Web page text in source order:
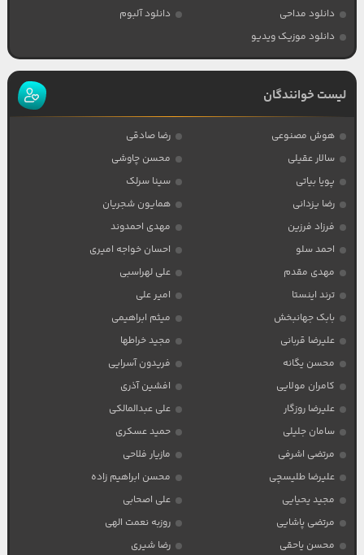
دانلود مداحی
دانلود آلبوم
دانلود موزیک ویدیو
لیست خوانندگان
هوش مصنوعی
رضا صادقی
سالار عقیلی
محسن چاوشی
پویا بیاتی
سینا سرلک
رضا یزدانی
همایون شجریان
فرزاد فرزین
مهدی احمدوند
احمد سلو
احسان خواجه امیری
مهدی مقدم
علی لهراسبی
ترند اینستا
امیر علی
بابک جهانبخش
میثم ابراهیمی
علیرضا قربانی
مجید خراطها
محسن یگانه
فریدون آسرایی
کامران مولایی
افشین آذری
علیرضا روزگار
علی عبدالمالکی
سامان جلیلی
حمید عسکری
مرتضی اشرفی
مازیار فلاحی
علیرضا طلیسچی
محسن ابراهیم زاده
مجید یحیایی
علی اصحابی
مرتضی پاشایی
روزبه نعمت الهی
محسن یاحقی
رضا شیری